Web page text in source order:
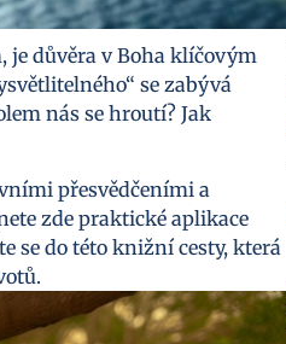
je důvěra v Boha klíčovým
se zabývá
nás se hroutí? Jak
přesvědčeními a
zde praktické aplikace
se do této knižní cesty, která